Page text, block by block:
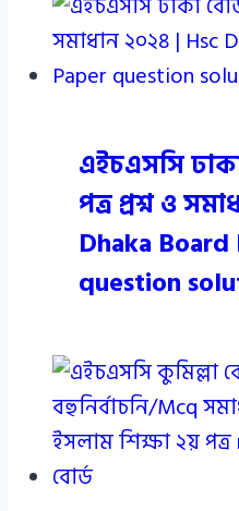
এইচএসসি
পত্র প্রশ্ন ও
Dhaka
question